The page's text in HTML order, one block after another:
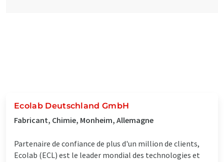
Ecolab Deutschland GmbH
Fabricant, Chimie, Monheim, Allemagne
Partenaire de confiance de plus d'un million de clients,
Ecolab (ECL) est le leader mondial des technologies et